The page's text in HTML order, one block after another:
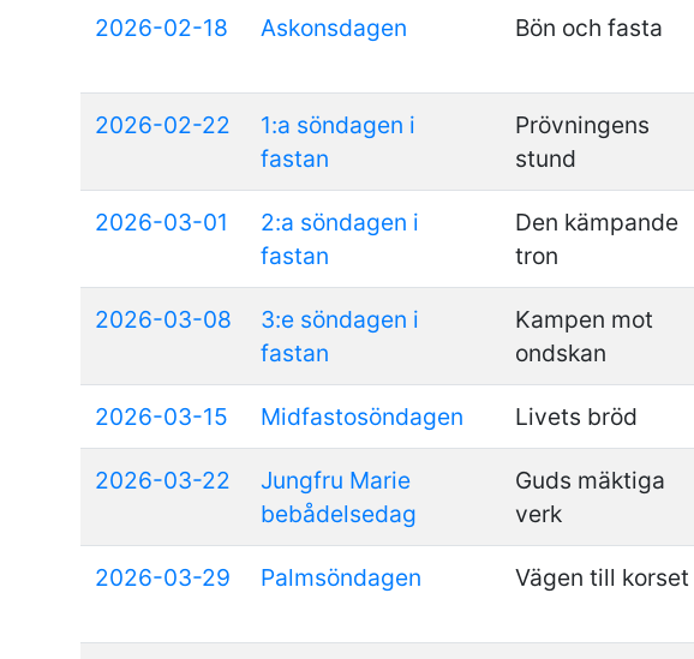
2026-02-18 Askonsdagen Bön och fasta
2026-02-22
1:a söndagen i
fastan
Prövningens
stund
2026-03-01
2:a söndagen i
fastan
Den kämpande
tron
2026-03-08
3:e söndagen i
fastan
Kampen mot
ondskan
2026-03-15 Midfastosöndagen Livets bröd
2026-03-22
Jungfru Marie
bebådelsedag
Guds mäktiga
verk
2026-03-29 Palmsöndagen Vägen till korset